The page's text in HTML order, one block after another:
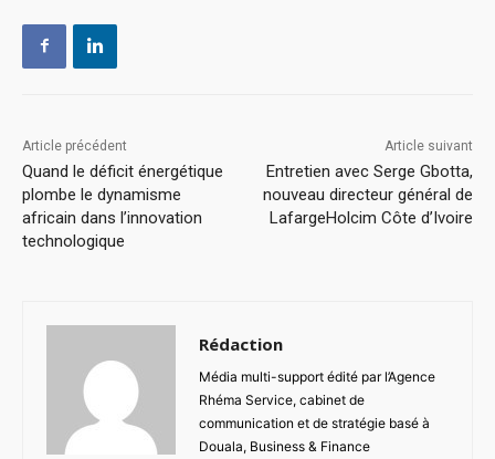
Article précédent
Quand le déficit énergétique
plombe le dynamisme
africain dans l’innovation
technologique
Article suivant
Entretien avec Serge Gbotta,
nouveau directeur général de
LafargeHolcim Côte d’Ivoire
Rédaction
Média multi-support édité par l’Agence
Rhéma Service, cabinet de
communication et de stratégie basé à
Douala, Business & Finance